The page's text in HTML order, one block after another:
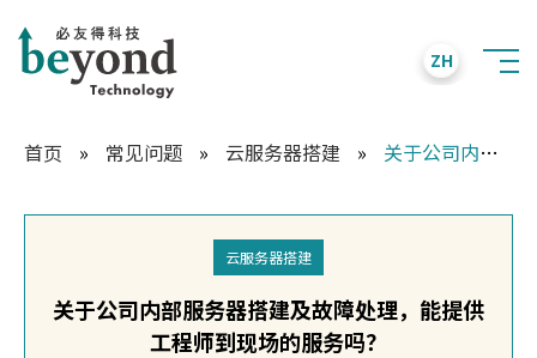
ZH
首页 » 常见问题 » 云服务器搭建 » 关于公司内部服务器搭建及故障处理，能提供工程师到现场的服务吗？
云服务器搭建
关于公司内部服务器搭建及故障处理，能提供
工程师到现场的服务吗？